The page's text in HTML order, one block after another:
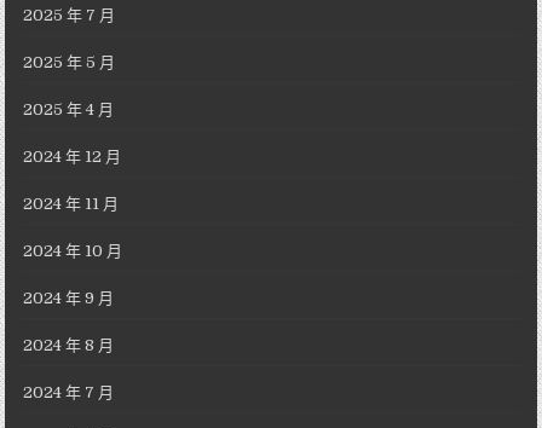
2025 年 7 月
2025 年 5 月
2025 年 4 月
2024 年 12 月
2024 年 11 月
2024 年 10 月
2024 年 9 月
2024 年 8 月
2024 年 7 月